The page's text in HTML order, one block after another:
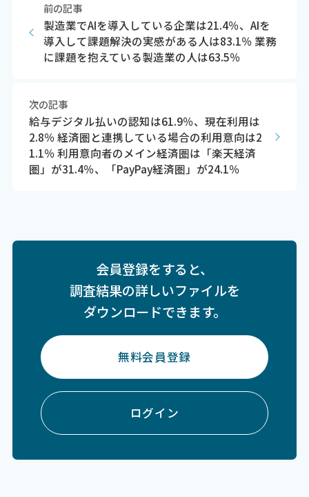
前の記事
製造業でAIを導入している企業は21.4％、AIを
導入して課題解決の実感がある人は83.1％ 業務
に課題を抱えている製造業の人は63.5％
次の記事
給与デジタル払いの認知は61.9％、現在利用は
2.8％ 経済圏と連携している場合の利用意向は2
1.1％ 利用意向者のメイン経済圏は「楽天経済
圏」が31.4％、「PayPay経済圏」が24.1％
会員登録をすると、
調査結果の詳しいファイルを
ダウンロードできます。
無料会員登録
ログイン